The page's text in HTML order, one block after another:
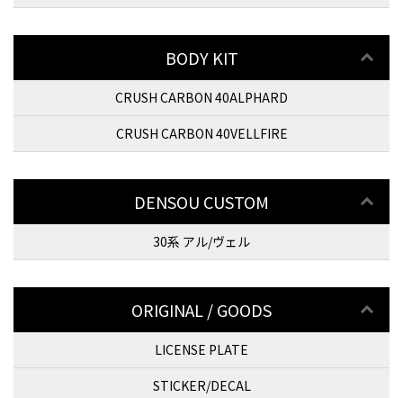
BODY KIT
CRUSH CARBON 40ALPHARD
CRUSH CARBON 40VELLFIRE
DENSOU CUSTOM
30系 アル/ヴェル
ORIGINAL / GOODS
LICENSE PLATE
STICKER/DECAL